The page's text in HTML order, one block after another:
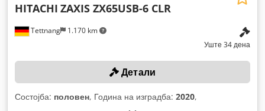
Tettnang 1.170 km
HITACHI ZAXIS ZX65USB-6 CLR
Уште 34 дена
Детали
Состојба: половен, Година на изградба: 2020,